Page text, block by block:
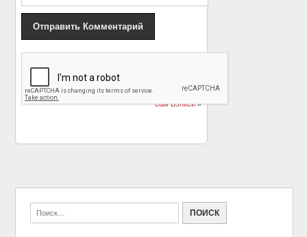
История бездомного
Криса и крысы Люси :
продолжение
мужчина, который
скорей всего и есть
сам Бэнкси»